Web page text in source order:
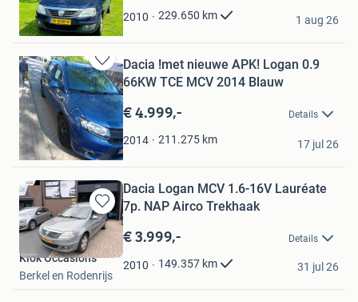
2010 229.650 km
azmp
Oudheusden
1 aug 26
Bewaren
in
Mijn
Favorieten
Dacia !met nieuwe APK! Logan 0.9
66KW TCE MCV 2014 Blauw
€ 4.999,- Details
2014 211.275 km
Aiden
Hoogvliet Rotterdam
17 jul 26
Bewaren
in
Mijn
Favorieten
Dacia Logan MCV 1.6-16V Lauréate
7p. NAP Airco Trekhaak
€ 3.999,- Details
2010 149.357 km
Klok Occasions
Berkel en Rodenrijs
31 jul 26